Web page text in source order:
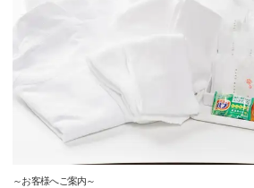
～お客様へご案内～